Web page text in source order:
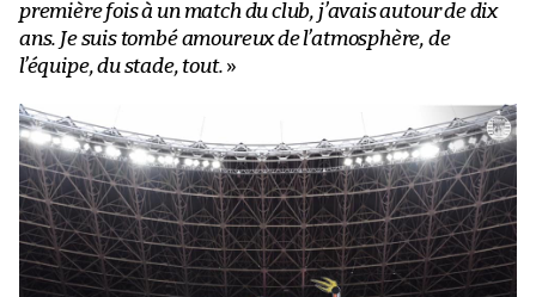
première fois à un match du club, j’avais autour de dix
ans. Je suis tombé amoureux de l’atmosphère, de
l’équipe, du stade, tout. »